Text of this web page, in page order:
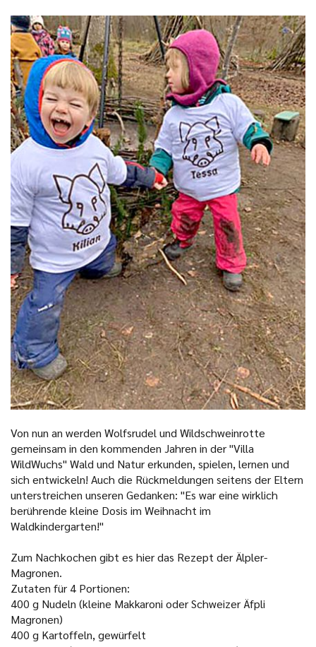
Von nun an werden Wolfsrudel und Wildschweinrotte
gemeinsam in den kommenden Jahren in der "Villa
WildWuchs" Wald und Natur erkunden, spielen, lernen und
sich entwickeln! Auch die Rückmeldungen seitens der Eltern
unterstreichen unseren Gedanken: "Es war eine wirklich
berührende kleine Dosis im Weihnacht im
Waldkindergarten!"
Zum Nachkochen gibt es hier das Rezept der Älpler-
Magronen.
Zutaten für 4 Portionen:
400 g Nudeln (kleine Makkaroni oder Schweizer Äfpli
Magronen)
400 g Kartoffeln, gewürfelt